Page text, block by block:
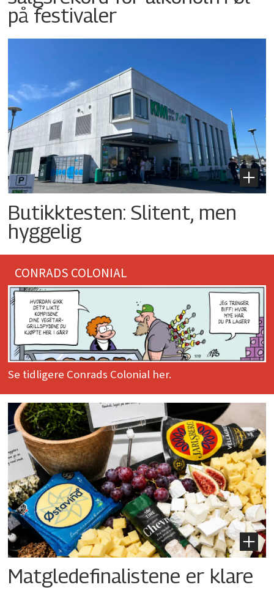
på festivaler
Butikktesten: Slitent, men
hyggelig
CONRADS COLONIAL
Se tidligere Conrads Colonial her.
Matgledefinalistene er klare